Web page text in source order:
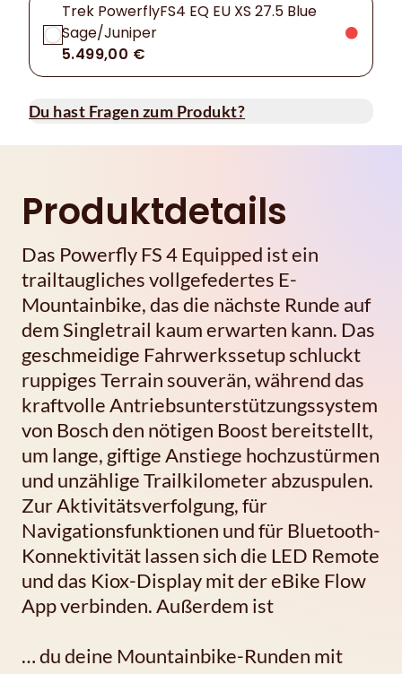
Trek PowerflyFS4 EQ EU XS 27.5 Blue
Sage/Juniper
5.499,00 €
Du hast Fragen zum Produkt?
Produktdetails
Das Powerfly FS 4 Equipped ist ein
trailtaugliches vollgefedertes E-
Mountainbike, das die nächste Runde auf
dem Singletrail kaum erwarten kann. Das
geschmeidige Fahrwerkssetup schluckt
ruppiges Terrain souverän, während das
kraftvolle Antriebsunterstützungssystem
von Bosch den nötigen Boost bereitstellt,
um lange, giftige Anstiege hochzustürmen
und unzählige Trailkilometer abzuspulen.
Zur Aktivitätsverfolgung, für
Navigationsfunktionen und für Bluetooth-
Konnektivität lassen sich die LED Remote
und das Kiox-Display mit der eBike Flow
App verbinden. Außerdem ist
… du deine Mountainbike-Runden mit